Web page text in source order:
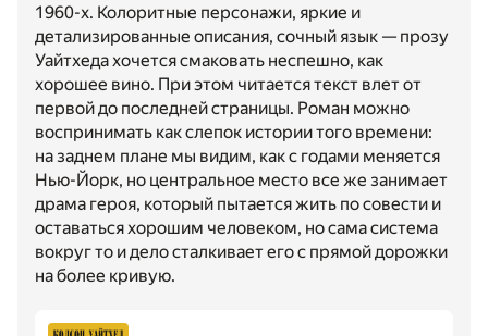
1960-х. Колоритные персонажи, яркие и
детализированные описания, сочный язык — прозу
Уайтхеда хочется смаковать неспешно, как
хорошее вино. При этом читается текст влет от
первой до последней страницы. Роман можно
воспринимать как слепок истории того времени:
на заднем плане мы видим, как с годами меняется
Нью-Йорк, но центральное место все же занимает
драма героя, который пытается жить по совести и
оставаться хорошим человеком, но сама система
вокруг то и дело сталкивает его с прямой дорожки
на более кривую.